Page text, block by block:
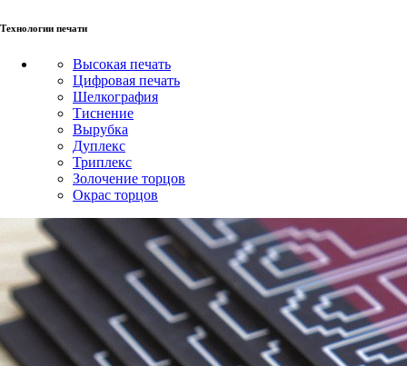
Технологии печати
Высокая печать
Цифровая печать
Шелкография
Тиснение
Вырубка
Дуплекс
Триплекс
Золочение торцов
Окрас торцов